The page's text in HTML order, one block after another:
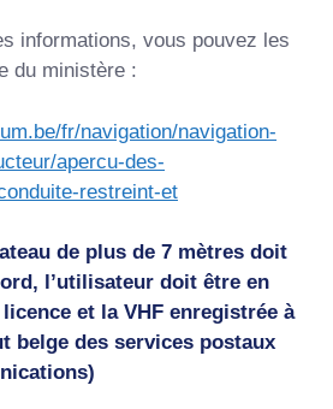
informations, vous pouvez les
du ministère :
fr/navigation/navigation-
apercu-des-
restreint-et
de plus de 7 mètres doit
l’utilisateur doit être en
et la VHF enregistrée à
belge des services postaux